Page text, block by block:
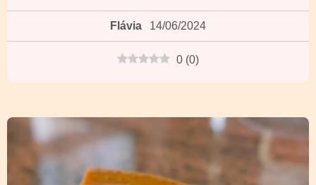
Flávia 14/06/2024
0 (0)